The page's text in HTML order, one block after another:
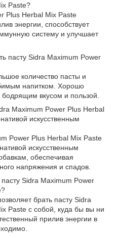
Paste?
Plus Herbal Mix Paste
энергии, способствует
систему и улучшает
пасту Sidra Maximum Power
количество пасты и
напитком. Хорошо
вкусом и пользой.
Maximum Power Plus Herbal
искусственным
Power Plus Herbal Mix Paste
искусственным
обеспечивая
напряжения и спадов.
Sidra Maximum Power
брать пасту Sidra
Paste с собой, куда бы вы ни
прилив энергии в